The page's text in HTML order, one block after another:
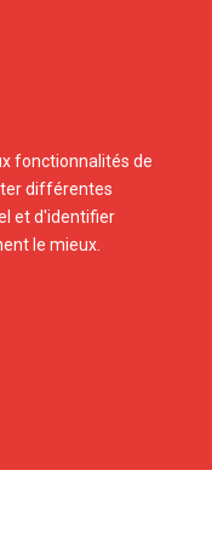
fonctionnalités de
différentes
et d'identifier
le mieux.